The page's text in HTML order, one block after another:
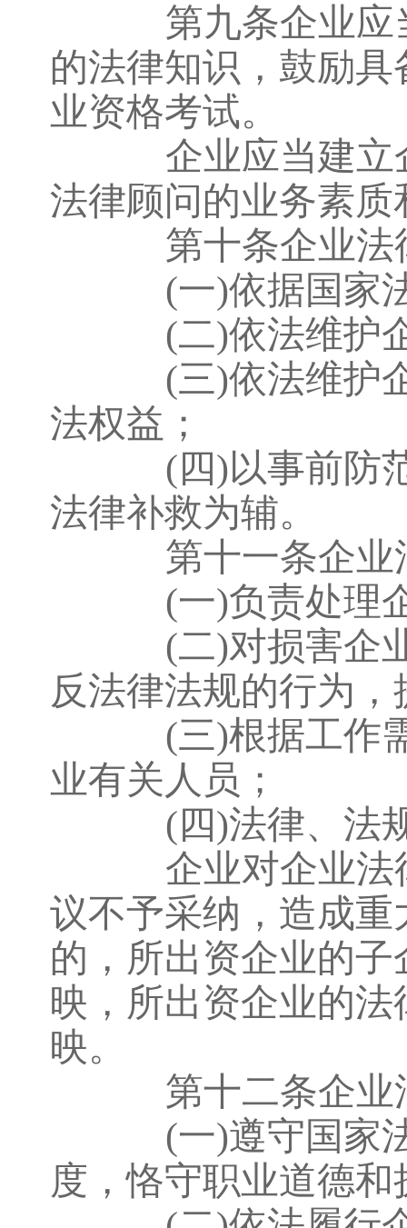
第九条企业应
的法律知识，鼓励
业资格考试。
企业应当建立
法律顾问的业务素质
第十条企业法
(一)依据国家
(二)依法维护
(三)依法维护
法权益；
(四)以事前防
法律补救为辅。
第十一条企业
(一)负责处理
(二)对损害企
反法律法规的行为
(三)根据工作
业有关人员；
(四)法律、法
企业对企业法
议不予采纳，造成
的，所出资企业的
映，所出资企业的
映。
第十二条企业
(一)遵守国家
度，恪守职业道德